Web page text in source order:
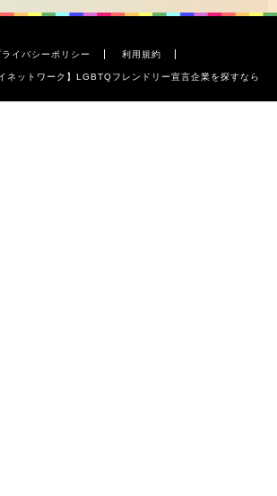
ライバシーポリシー 利用規約
ットワーク】LGBTQフレンドリー宣言企業を探すなら